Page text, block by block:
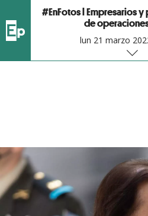
#EnFotos l Empresarios
de
lun 21 marzo